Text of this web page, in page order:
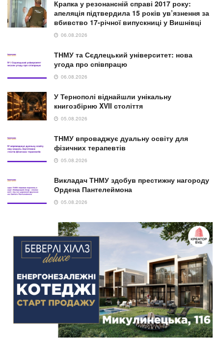
Крапка у резонансній справі 2017 року:
апеляція підтвердила 15 років ув’язнення за
вбивство 17-річної випускниці у Вишнівці
06.08.2026
ТНМУ та Сєдлецький університет: нова
угода про співпрацю
06.08.2026
У Тернополі віднайшли унікальну
книгозбірню XVII століття
05.08.2026
ТНМУ впроваджує дуальну освіту для
фізичних терапевтів
05.08.2026
Викладач ТНМУ здобув престижну нагороду
Ордена Пантелеймона
05.08.2026